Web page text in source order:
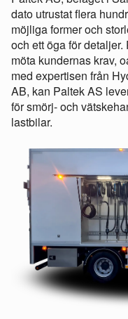
dato utrustat flera
möjliga former och
och ett öga för
möta kundernas krav,
med expertisen från
AB, kan Paltek AS
för smörj- och
lastbilar.